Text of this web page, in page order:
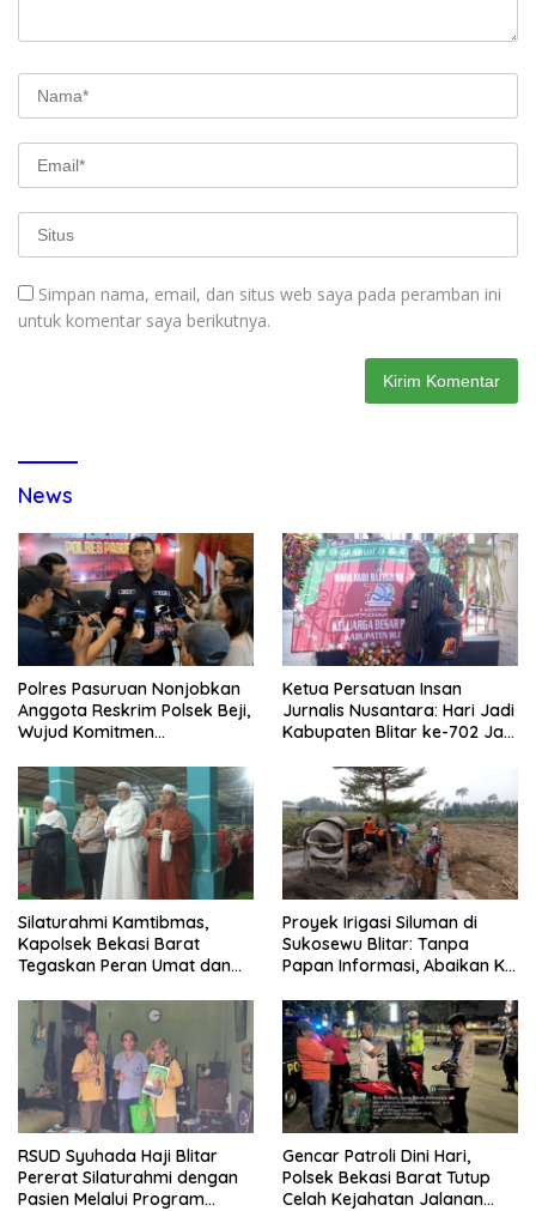
Simpan nama, email, dan situs web saya pada peramban ini
untuk komentar saya berikutnya.
News
Polres Pasuruan Nonjobkan
Anggota Reskrim Polsek Beji,
Wujud Komitmen
Dugaan Penganiayaan
Ketua Persatuan Insan
Jurnalis Nusantara: Hari Jadi
Kabupaten Blitar ke-702 Jadi
Pembangunan
Silaturahmi Kamtibmas,
Kapolsek Bekasi Barat
Tegaskan Peran Umat dan
Kondusivitas Wilayah
Proyek Irigasi Siluman di
Sukosewu Blitar: Tanpa
Papan Informasi, Abaikan K3,
Tanggung Jawab
RSUD Syuhada Haji Blitar
Pererat Silaturahmi dengan
Pasien Melalui Program
Gencar Patroli Dini Hari,
Polsek Bekasi Barat Tutup
Celah Kejahatan Jalanan